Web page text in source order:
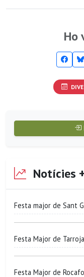
Ho
Notícies
Festa major de Sant
Festa Major de
Festa Major de